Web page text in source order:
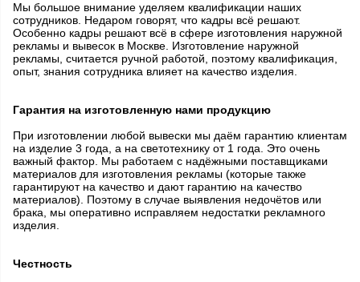
Мы большое внимание уделяем квалификации наших
сотрудников. Недаром говорят, что кадры всё решают.
Особенно кадры решают всё в сфере изготовления наружной
рекламы и вывесок в Москве. Изготовление наружной
рекламы, считается ручной работой, поэтому квалификация,
опыт, знания сотрудника влияет на качество изделия.
Гарантия на изготовленную нами продукцию
При изготовлении любой вывески мы даём гарантию клиентам
на изделие 3 года, а на светотехнику от 1 года. Это очень
важный фактор. Мы работаем с надёжными поставщиками
материалов для изготовления рекламы (которые также
гарантируют на качество и дают гарантию на качество
материалов). Поэтому в случае выявления недочётов или
брака, мы оперативно исправляем недостатки рекламного
изделия.
Честность